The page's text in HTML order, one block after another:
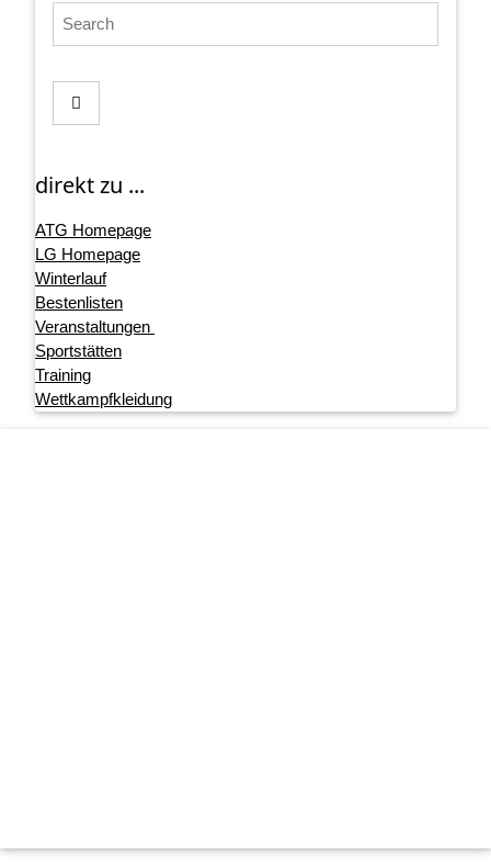
direkt zu ...
ATG Homepage
LG Homepage
Winterlauf
Bestenlisten
Veranstaltungen
Sportstätten
Training
Wettkampfkleidung